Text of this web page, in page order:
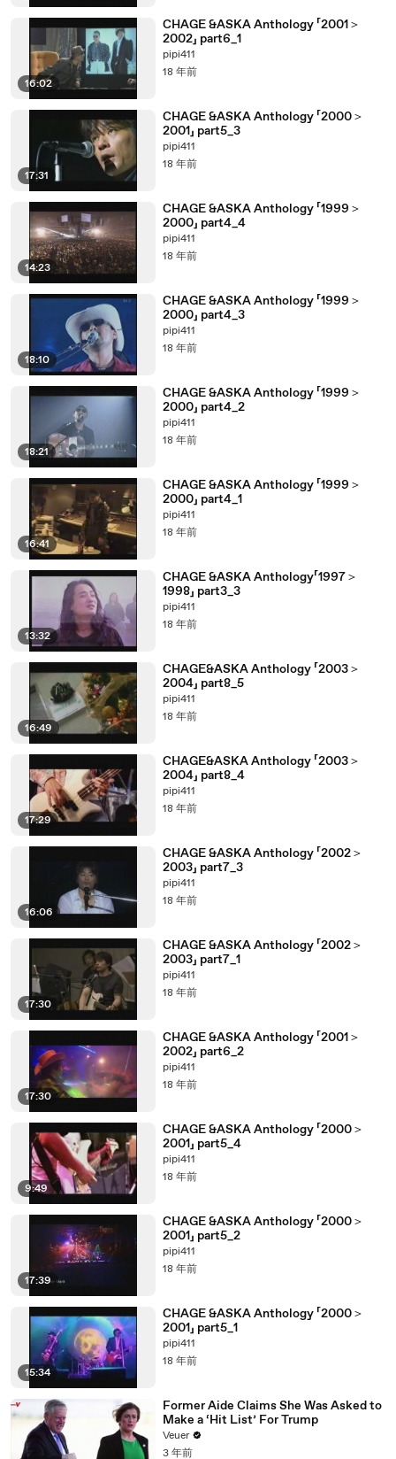
16:02
CHAGE &ASKA Anthology 「2001＞
2002」 part6_1
pipi411
18 年前
17:31
CHAGE &ASKA Anthology 「2000＞
2001」 part5_3
pipi411
18 年前
14:23
CHAGE &ASKA Anthology 「1999＞
2000」 part4_4
pipi411
18 年前
18:10
CHAGE &ASKA Anthology 「1999＞
2000」 part4_3
pipi411
18 年前
18:21
CHAGE &ASKA Anthology 「1999＞
2000」 part4_2
pipi411
18 年前
16:41
CHAGE &ASKA Anthology 「1999＞
2000」 part4_1
pipi411
18 年前
13:32
CHAGE &ASKA Anthology「1997＞
1998」 part3_3
pipi411
18 年前
16:49
CHAGE&ASKA Anthology 「2003＞
2004」 part8_5
pipi411
18 年前
17:29
CHAGE&ASKA Anthology 「2003＞
2004」 part8_4
pipi411
18 年前
16:06
CHAGE &ASKA Anthology 「2002＞
2003」 part7_3
pipi411
18 年前
17:30
CHAGE &ASKA Anthology 「2002＞
2003」 part7_1
pipi411
18 年前
17:30
CHAGE &ASKA Anthology 「2001＞
2002」 part6_2
pipi411
18 年前
9:49
CHAGE &ASKA Anthology 「2000＞
2001」 part5_4
pipi411
18 年前
17:39
CHAGE &ASKA Anthology 「2000＞
2001」 part5_2
pipi411
18 年前
15:34
CHAGE &ASKA Anthology 「2000＞
2001」 part5_1
pipi411
18 年前
Former Aide Claims She Was Asked to
Make a ‘Hit List’ For Trump
Veuer
3 年前